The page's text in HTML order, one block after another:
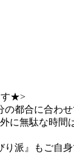
す★>
都合に合わ
に無駄な時間
り派』もご自